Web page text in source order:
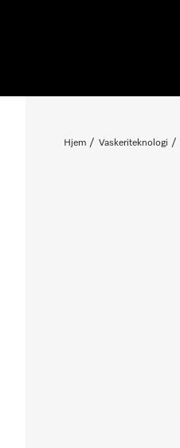
Hjem Vaskeriteknologi